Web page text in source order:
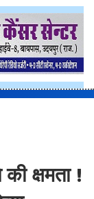
क्षमता !